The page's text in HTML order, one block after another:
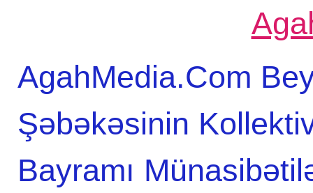
AgahMedia.Com
Şəbəkəsinin
Bayramı